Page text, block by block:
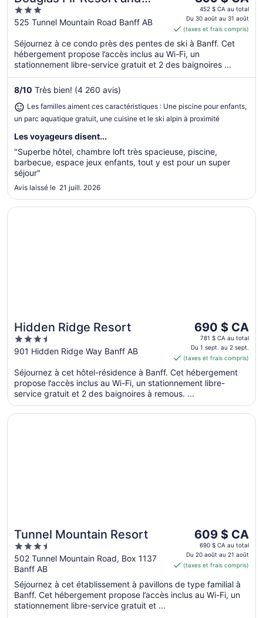
Chalets
3
out
5
525 Tunnel Mountain Road Banff AB
prix
est
de 399 $ CA
par
nuit
du 30
août
août
452 $ CA au total
Du 30 août au 31 août
(taxes et frais compris)
Séjournez à ce condo près des pentes de ski à Banff. Cet
hébergement propose l’accès inclus au Wi-Fi, un
stationnement libre-service gratuit et 2 des baignoires ...
8/10 Très bien! (4 260 avis)
Les familles aiment ces caractéristiques : Une piscine pour enfants,
un parc aquatique gratuit, une cuisine et le ski alpin à proximité
Les voyageurs disent...
"Superbe hôtel, chambre loft très spacieuse, piscine,
barbecue, espace jeux enfants, tout y est pour un super
séjour"
Avis laissé le 21 juill. 2026
Hidden Ridge Resort
3.5
out
5
901 Hidden Ridge Way Banff AB
Le
prix
est
de 690 $ CA
par
nuit
du 1
sept.
690 $ CA
781 $ CA au total
Du 1 sept. au 2 sept.
(taxes et frais compris)
Séjournez à cet hôtel-résidence à Banff. Cet hébergement
propose l’accès inclus au Wi-Fi, un stationnement libre-
service gratuit et 2 des baignoires à remous. ...
S’ouvre dans une nouvelle fenêtre
Hidden Ridge Resort
Idéal pour les familles
Tunnel Mountain Resort
3.5
out
of
5
502 Tunnel Mountain Road, Box 1137
Banff AB
Le
prix
est
de 609 $ CA
par
nuit
609 $ CA
690 $ CA au total
Du 20 août au 21 août
(taxes et frais compris)
Séjournez à cet établissement à pavillons de type familial à
Banff. Cet hébergement propose l’accès inclus au Wi-Fi, un
stationnement libre-service gratuit et ...
S’ouvre dans une nouvelle fenêtre
Tunnel Mountain Resort